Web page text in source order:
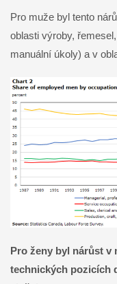
Pro muže byl tento
oblasti výroby,
manuální úkoly) a v
Pro ženy byl nárůst v
technických pozicích